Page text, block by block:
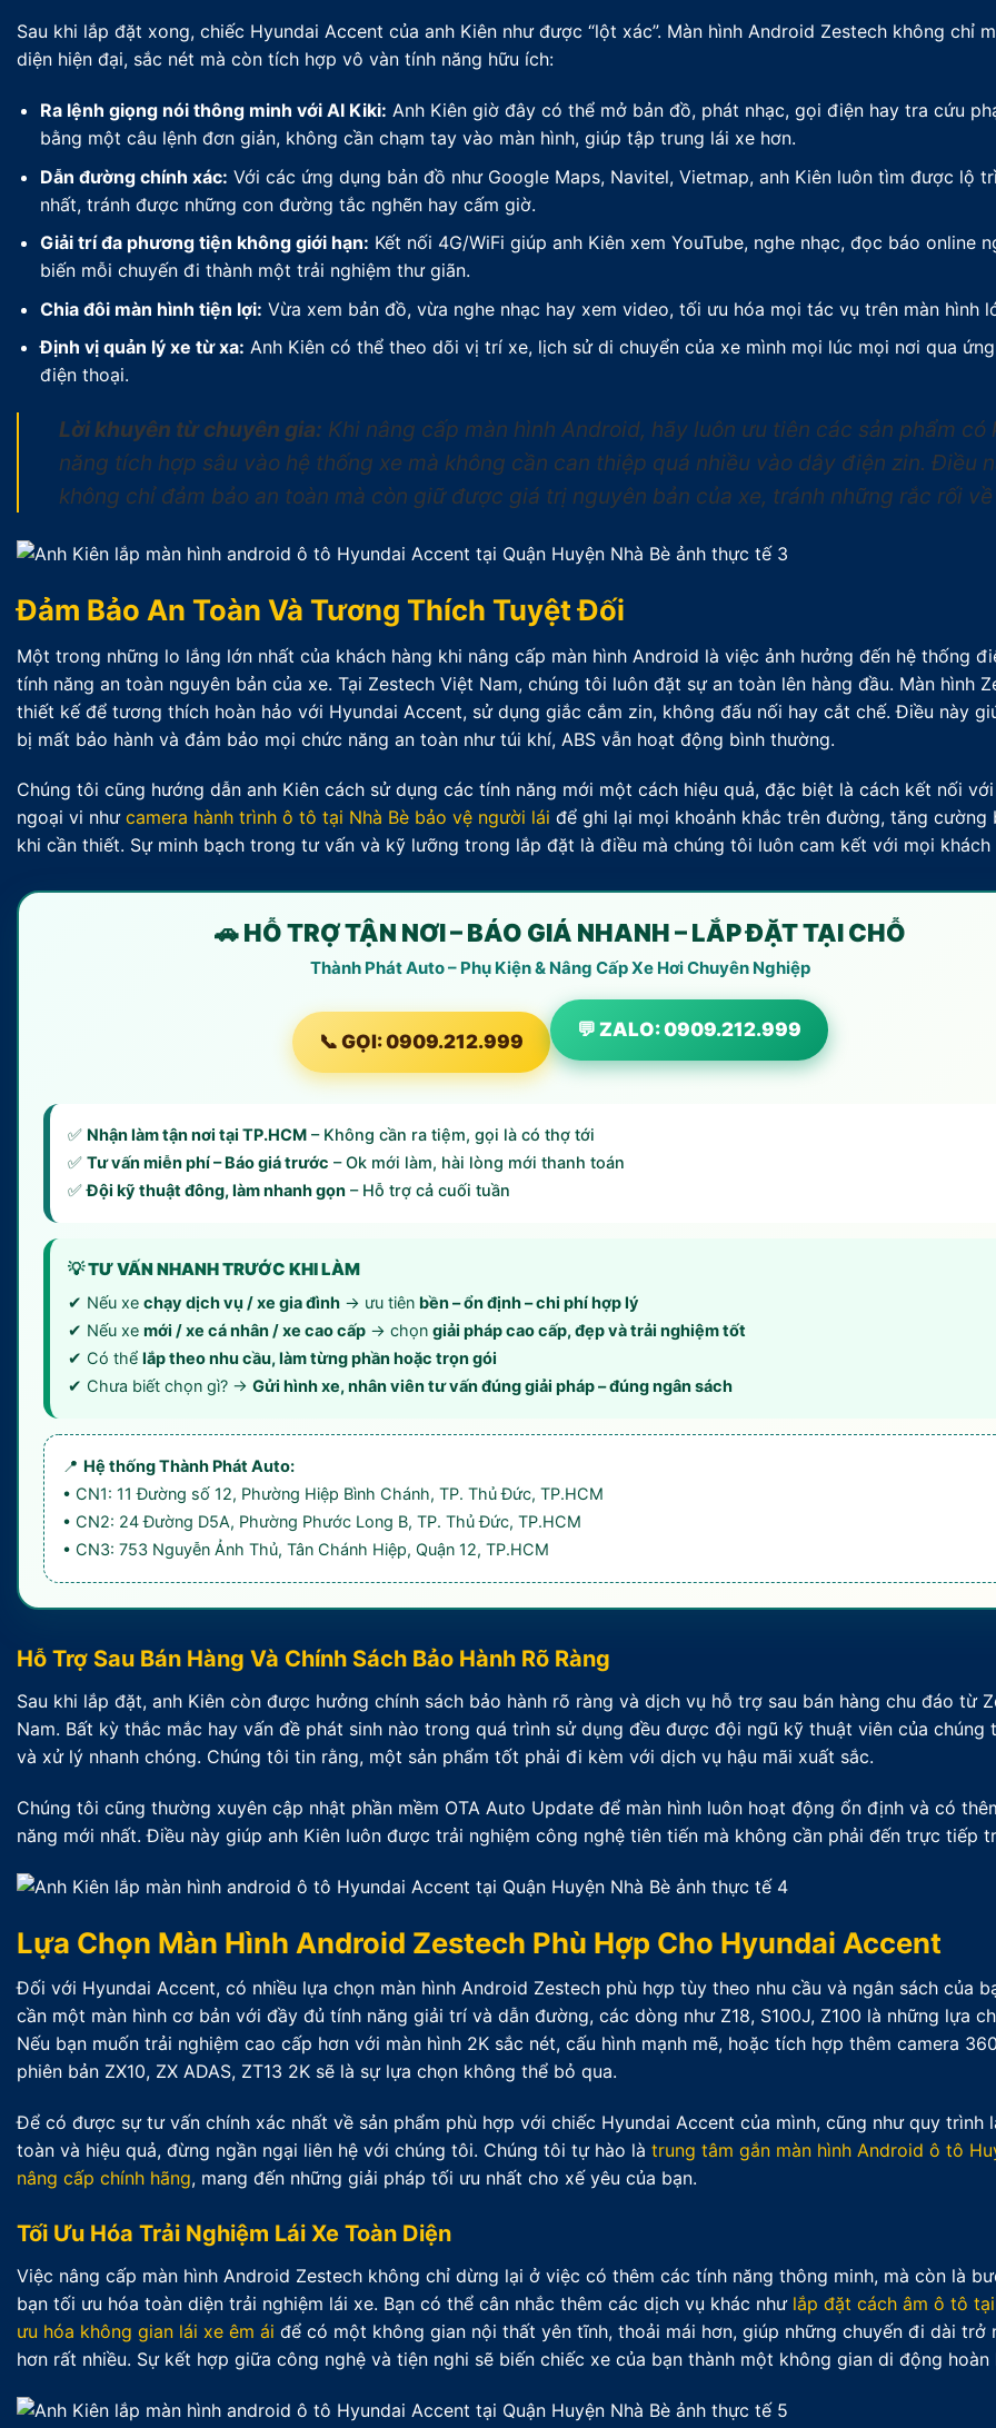
Sau khi lắp đặt xong, chiếc Hyundai Accent của anh Kiên như được “lột xác”. Màn hình Android Zestech không chỉ
diện hiện đại, sắc nét mà còn tích hợp vô vàn tính năng hữu ích:
Ra lệnh giọng nói thông minh với AI Kiki: Anh Kiên giờ đây có thể mở bản đồ, phát nhạc, gọi điện hay tra cứu
bằng một câu lệnh đơn giản, không cần chạm tay vào màn hình, giúp tập trung lái xe hơn.
Dẫn đường chính xác: Với các ứng dụng bản đồ như Google Maps, Navitel, Vietmap, anh Kiên luôn tìm được lộ
nhất, tránh được những con đường tắc nghẽn hay cấm giờ.
Giải trí đa phương tiện không giới hạn: Kết nối 4G/WiFi giúp anh Kiên xem YouTube, nghe nhạc, đọc báo online
biến mỗi chuyến đi thành một trải nghiệm thư giãn.
Chia đôi màn hình tiện lợi: Vừa xem bản đồ, vừa nghe nhạc hay xem video, tối ưu hóa mọi tác vụ trên màn hình
Định vị quản lý xe từ xa: Anh Kiên có thể theo dõi vị trí xe, lịch sử di chuyển của xe mình mọi lúc mọi nơi qua
điện thoại.
Lời khuyên từ chuyên gia: Khi nâng cấp màn hình Android, hãy luôn ưu tiên các sản phẩm có
năng tích hợp sâu vào hệ thống xe mà không cần can thiệp quá nhiều vào dây điện zin. Điều
không chỉ đảm bảo an toàn mà còn giữ được giá trị nguyên bản của xe, tránh những rắc rối về
Đảm Bảo An Toàn Và Tương Thích Tuyệt Đối
Một trong những lo lắng lớn nhất của khách hàng khi nâng cấp màn hình Android là việc ảnh hưởng đến hệ thống
tính năng an toàn nguyên bản của xe. Tại Zestech Việt Nam, chúng tôi luôn đặt sự an toàn lên hàng đầu. Màn hình
thiết kế để tương thích hoàn hảo với Hyundai Accent, sử dụng giắc cắm zin, không đấu nối hay cắt chế. Điều này
bị mất bảo hành và đảm bảo mọi chức năng an toàn như túi khí, ABS vẫn hoạt động bình thường.
Chúng tôi cũng hướng dẫn anh Kiên cách sử dụng các tính năng mới một cách hiệu quả, đặc biệt là cách kết nối
ngoại vi như camera hành trình ô tô tại Nhà Bè bảo vệ người lái để ghi lại mọi khoảnh khắc trên đường, tăng cường
khi cần thiết. Sự minh bạch trong tư vấn và kỹ lưỡng trong lắp đặt là điều mà chúng tôi luôn cam kết với mọi khách
🚗 HỖ TRỢ TẬN NƠI – BÁO GIÁ NHANH – LẮP ĐẶT TẠI CHỖ
Thành Phát Auto – Phụ Kiện & Nâng Cấp Xe Hơi Chuyên Nghiệp
📞 GỌI: 0909.212.999
💬 ZALO: 0909.212.999
✅ Nhận làm tận nơi tại TP.HCM – Không cần ra tiệm, gọi là có thợ tới
✅ Tư vấn miễn phí – Báo giá trước – Ok mới làm, hài lòng mới thanh toán
✅Đội kỹ thuật đông, làm nhanh gọn – Hỗ trợ cả cuối tuần
💡 TƯ VẤN NHANH TRƯỚC KHI LÀM
✔ Nếu xe chạy dịch vụ / xe gia đình → ưu tiên bền – ổn định – chi phí hợp lý
✔ Nếu xe mới / xe cá nhân / xe cao cấp → chọn giải pháp cao cấp, đẹp và trải nghiệm tốt
✔ Có thể lắp theo nhu cầu, làm từng phần hoặc trọn gói
✔ Chưa biết chọn gì? → Gửi hình xe, nhân viên tư vấn đúng giải pháp – đúng ngân sách
📍 Hệ thống Thành Phát Auto:
• CN1: 11 Đường số 12, Phường Hiệp Bình Chánh, TP. Thủ Đức, TP.HCM
• CN2: 24 Đường D5A, Phường Phước Long B, TP. Thủ Đức, TP.HCM
• CN3: 753 Nguyễn Ảnh Thủ, Tân Chánh Hiệp, Quận 12, TP.HCM
Hỗ Trợ Sau Bán Hàng Và Chính Sách Bảo Hành Rõ Ràng
Sau khi lắp đặt, anh Kiên còn được hưởng chính sách bảo hành rõ ràng và dịch vụ hỗ trợ sau bán hàng chu đáo từ
Nam. Bất kỳ thắc mắc hay vấn đề phát sinh nào trong quá trình sử dụng đều được đội ngũ kỹ thuật viên của chúng
và xử lý nhanh chóng. Chúng tôi tin rằng, một sản phẩm tốt phải đi kèm với dịch vụ hậu mãi xuất sắc.
Chúng tôi cũng thường xuyên cập nhật phần mềm OTA Auto Update để màn hình luôn hoạt động ổn định và có
năng mới nhất. Điều này giúp anh Kiên luôn được trải nghiệm công nghệ tiên tiến mà không cần phải đến trực tiếp
Lựa Chọn Màn Hình Android Zestech Phù Hợp Cho Hyundai Accent
Đối với Hyundai Accent, có nhiều lựa chọn màn hình Android Zestech phù hợp tùy theo nhu cầu và ngân sách của
cần một màn hình cơ bản với đầy đủ tính năng giải trí và dẫn đường, các dòng như Z18, S100J, Z100 là những lựa
Nếu bạn muốn trải nghiệm cao cấp hơn với màn hình 2K sắc nét, cấu hình mạnh mẽ, hoặc tích hợp thêm camera
phiên bản ZX10, ZX ADAS, ZT13 2K sẽ là sự lựa chọn không thể bỏ qua.
Để có được sự tư vấn chính xác nhất về sản phẩm phù hợp với chiếc Hyundai Accent của mình, cũng như quy trình
toàn và hiệu quả, đừng ngần ngại liên hệ với chúng tôi. Chúng tôi tự hào là trung tâm gắn màn hình Android ô tô
nâng cấp chính hãng, mang đến những giải pháp tối ưu nhất cho xế yêu của bạn.
Tối Ưu Hóa Trải Nghiệm Lái Xe Toàn Diện
Việc nâng cấp màn hình Android Zestech không chỉ dừng lại ở việc có thêm các tính năng thông minh, mà còn là
bạn tối ưu hóa toàn diện trải nghiệm lái xe. Bạn có thể cân nhắc thêm các dịch vụ khác như lắp đặt cách âm ô tô
ưu hóa không gian lái xe êm ái để có một không gian nội thất yên tĩnh, thoải mái hơn, giúp những chuyến đi dài trở
hơn rất nhiều. Sự kết hợp giữa công nghệ và tiện nghi sẽ biến chiếc xe của bạn thành một không gian di động hoàn